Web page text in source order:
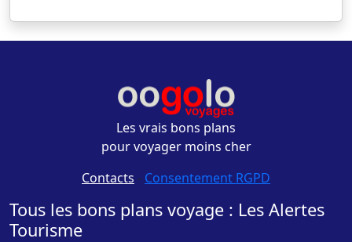
Les vrais bons plans
pour voyager moins cher
Contacts - Consentement RGPD
Tous les bons plans voyage : Les Alertes
Tourisme